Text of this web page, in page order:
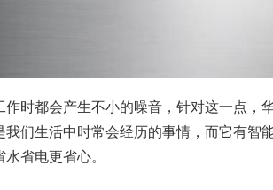
时都会产生不小的噪音，针对这一点，
我们生活中时常会经历的事情，而它有智
省电更省心。